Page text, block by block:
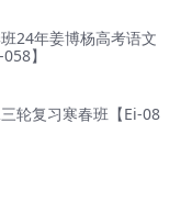
24年姜博杨高考语文
】
轮复习寒春班【Ei-08